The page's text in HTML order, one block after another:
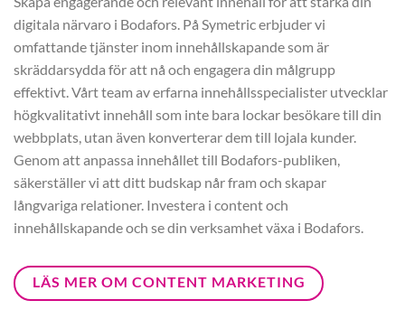
digitala närvaro i Bodafors. På Symetric erbjuder vi
omfattande tjänster inom innehållskapande som är
skräddarsydda för att nå och engagera din målgrupp
effektivt. Vårt team av erfarna innehållsspecialister utvecklar
högkvalitativt innehåll som inte bara lockar besökare till din
webbplats, utan även konverterar dem till lojala kunder.
Genom att anpassa innehållet till Bodafors-publiken,
säkerställer vi att ditt budskap når fram och skapar
långvariga relationer. Investera i content och
innehållskapande och se din verksamhet växa i Bodafors.
LÄS MER OM CONTENT MARKETING